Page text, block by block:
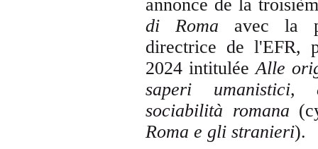
annonce de la
di Roma avec la
directrice de l'EFR,
2024 intituléeAlle
saperi umanistici,
sociabilità romana
Roma e gli stranieri).